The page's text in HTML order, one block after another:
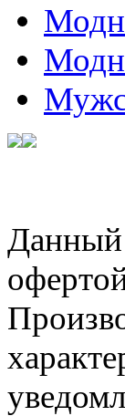
Данный